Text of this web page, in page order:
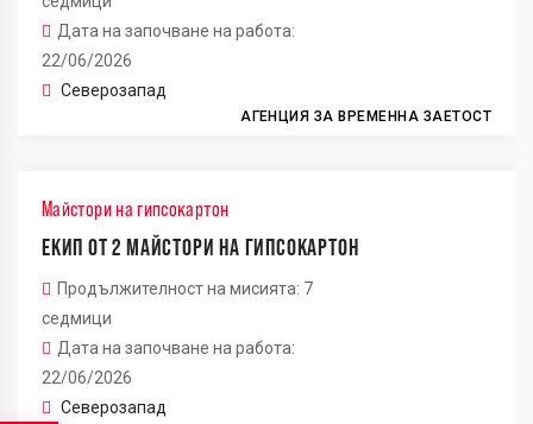
Дата на започване на работа:
22/06/2026
Северозапад
АГЕНЦИЯ ЗА ВРЕМЕННА ЗАЕТОСТ
Майстори на гипсокартон
ЕКИП ОТ 2 МАЙСТОРИ НА ГИПСОКАРТОН
Продължителност на мисията: 7
седмици
Дата на започване на работа:
22/06/2026
Северозапад